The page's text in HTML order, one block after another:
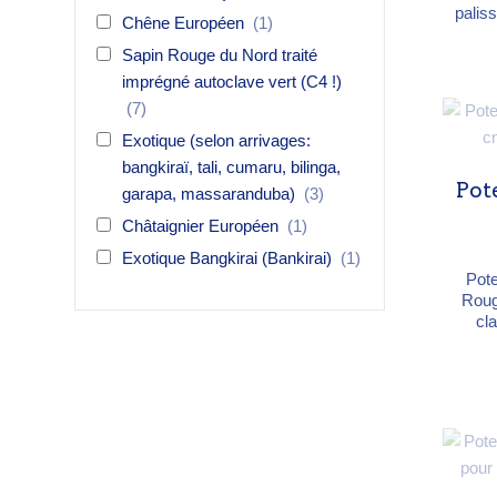
kg/m³ Bois résineux
kg/
Chêne Européen (1)
Sapin Rouge du Nord traité
imprégné autoclave vert (C4 !)
(7)
Exotique (selon arrivages:
bangkiraï, tali, cumaru, bilinga,
garapa, massaranduba) (3)
Châtaignier Européen (1)
Exotique Bangkirai (Bankirai) (1)